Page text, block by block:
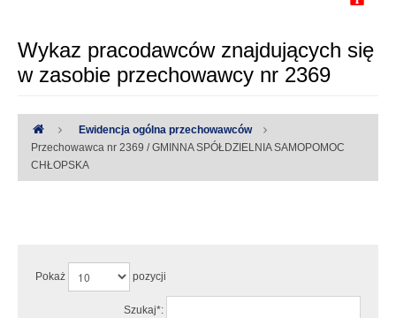
Wykaz pracodawców znajdujących się
w zasobie przechowawcy nr 2369
Ewidencja ogólna przechowawców
Przechowawca nr 2369 / GMINNA SPÓŁDZIELNIA SAMOPOMOC
CHŁOPSKA
Pokaż pozycji
Szukaj*: